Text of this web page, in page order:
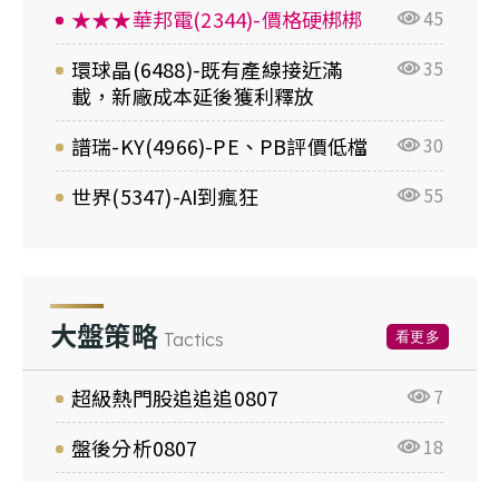
★★★華邦電(2344)-價格硬梆梆 45
環球晶(6488)-既有產線接近滿
載，新廠成本延後獲利釋放
35
譜瑞-KY(4966)-PE、PB評價低檔 30
世界(5347)-AI到瘋狂 55
大盤策略 Tactics 看更多
超級熱門股追追追0807 7
盤後分析0807 18